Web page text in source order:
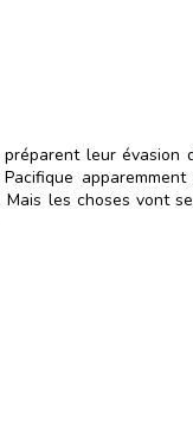
leur évasion
les choses vont